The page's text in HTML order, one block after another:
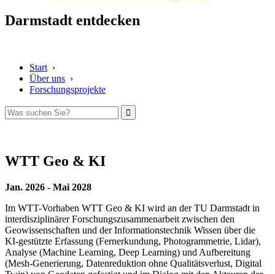
Darmstadt entdecken
Start ›
Über uns ›
Forschungsprojekte
WTT Geo & KI
Jan. 2026 - Mai 2028
Im WTT-Vorhaben WTT Geo & KI wird an der TU Darmstadt in
interdisziplinärer Forschungs­zusammenarbeit zwischen den
Geowissenschaften und der Informationstechnik Wissen über die
KI-gestützte Erfassung (Fernerkundung, Photogrammetrie, Lidar),
Analyse (Machine Learning, Deep Learning) und Aufbereitung
(Mesh-Generierung, Datenreduktion ohne Qualitätsverlust, Digital